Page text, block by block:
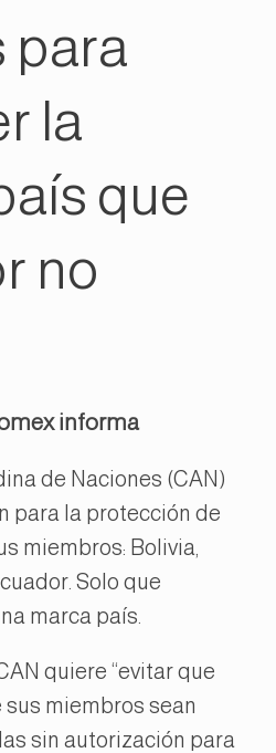
para
la
que
no
informa
de Naciones (CAN)
para la protección de
miembros: Bolivia,
Solo que
marca país.
quiere “evitar que
sus miembros sean
sin autorización para